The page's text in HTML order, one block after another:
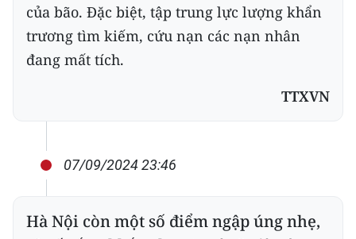
của bão. Đặc biệt, tập trung lực lượng khẩn
trương tìm kiếm, cứu nạn các nạn nhân
đang mất tích.
TTXVN
07/09/2024 23:46
Hà Nội còn một số điểm ngập úng nhẹ,